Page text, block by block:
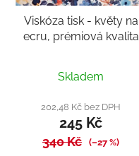
Viskóza tisk - květy na
ecru, prémiová kvalita
hodnocení
produktu
je
4,3
Skladem
202,48 Kč bez DPH
245 Kč
340 Kč (–27 %)